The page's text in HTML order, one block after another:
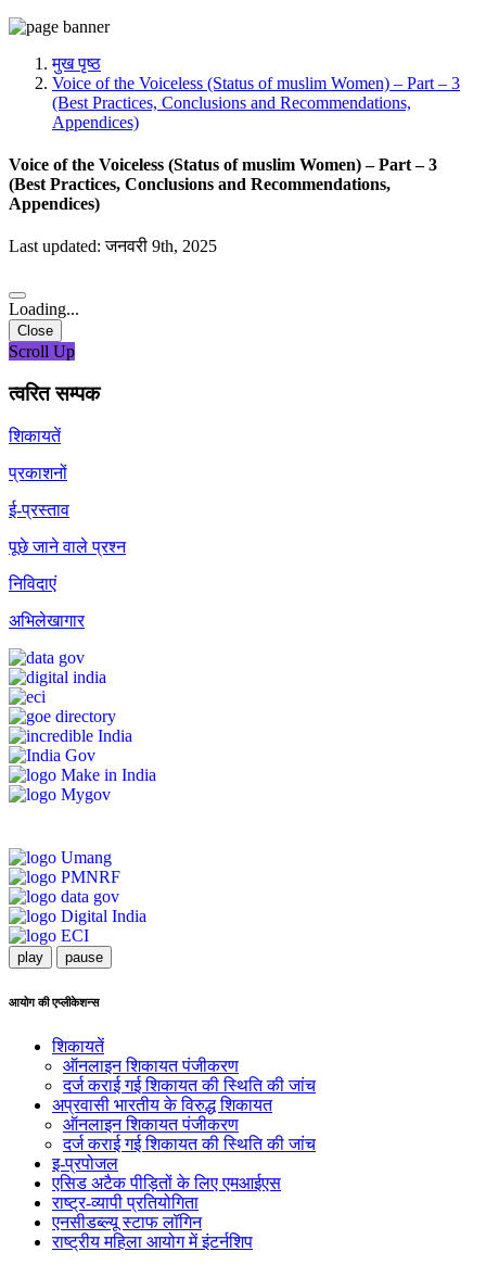
मुख पृष्ठ
Voice of the Voiceless (Status of muslim Women) – Part – 3
(Best Practices, Conclusions and Recommendations,
Appendices)
Voice of the Voiceless (Status of muslim Women) – Part – 3
(Best Practices, Conclusions and Recommendations,
Appendices)
Last updated: जनवरी 9th, 2025
Loading...
Close
Scroll Up
त्वरित सम्पक
शिकायतें
प्रकाशनों
ई-प्रस्ताव
पूछे जाने वाले प्रश्न
निविदाएं
अभिलेखागार
play pause
आयोग की एप्लीकेशन्स
शिकायतें
ऑनलाइन शिकायत पंजीकरण
दर्ज कराई गई शिकायत की स्थिति की जांच
अप्रवासी भारतीय के विरुद्ध शिकायत
ऑनलाइन शिकायत पंजीकरण
दर्ज कराई गई शिकायत की स्थिति की जांच
इ-प्रपोजल
एसिड अटैक पीड़ितों के लिए एमआईएस
राष्ट्र-व्यापी प्रतियोगिता
एनसीडब्ल्यू स्टाफ लॉगिन
राष्ट्रीय महिला आयोग में इंटर्नशिप